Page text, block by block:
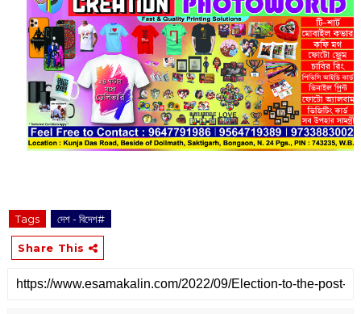
Tags দেশ - বিদেশ#
Share This